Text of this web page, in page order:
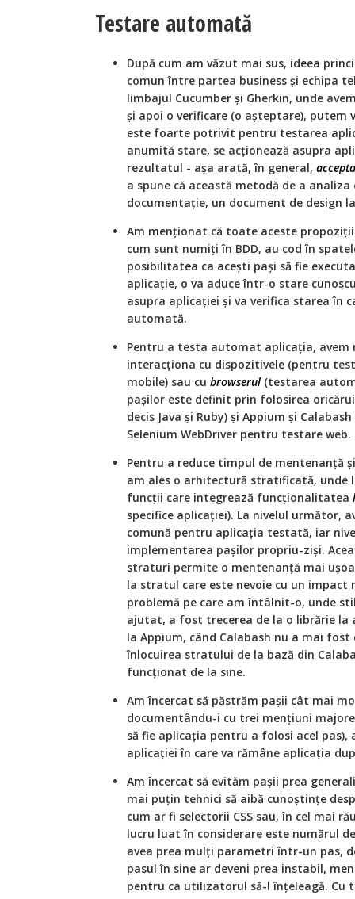
Testare automată
După cum am văzut mai sus, ideea
comun între partea business și echipa
limbajul Cucumber și Gherkin, unde
și apoi o verificare (o așteptare), putem
este foarte potrivit pentru testarea
anumită stare, se acționează asupra
rezultatul - așa arată, în general,
a spune că această metodă de a
documentație, un document de design
Am menționat că toate aceste
cum sunt numiți în BDD, au cod în
posibilitatea ca acești pași să fie
aplicație, o va aduce într-o stare
asupra aplicației și va verifica starea în
automată.
Pentru a testa automat aplicația, avem
interacționa cu dispozitivele (pentru
mobile) sau cu browserul (testarea
pașilor este definit prin folosirea
decis Java și Ruby) și Appium și
Selenium WebDriver pentru testare web.
Pentru a reduce timpul de mentenanță
am ales o arhitectură stratificată, unde
funcții care integrează funcționalitatea
specifice aplicației). La nivelul următor,
comună pentru aplicația testată, iar
implementarea pașilor propriu-ziși.
straturi permite o mentenanță mai
la stratul care este nevoie cu un impact
problemă pe care am întâlnit-o, unde
ajutat, a fost trecerea de la o librărie la
la Appium, când Calabash nu a mai
înlocuirea stratului de la bază din
funcționat de la sine.
Am încercat să păstrăm pașii cât mai
documentându-i cu trei mențiuni
să fie aplicația pentru a folosi acel pas),
aplicației în care va rămâne aplicația
Am încercat să evităm pașii prea
mai puțin tehnici să aibă cunoștințe
cum ar fi selectorii CSS sau, în cel mai
lucru luat în considerare este numărul
avea prea mulți parametri într-un pas,
pasul în sine ar deveni prea instabil,
pentru ca utilizatorul să-l înțeleagă. Cu